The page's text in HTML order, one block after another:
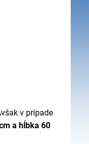
v prípade
a hĺbka 60